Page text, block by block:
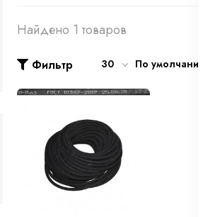
Найдено 1 товаров
Фильтр 30 По умолчанию